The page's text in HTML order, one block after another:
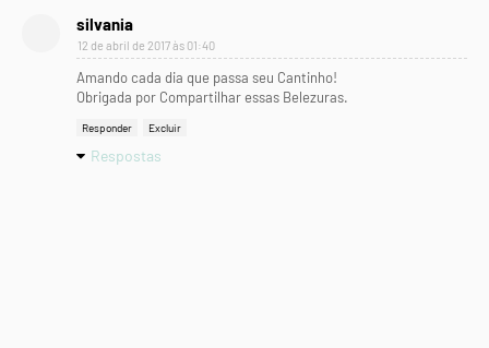
silvania
12 de abril de 2017 às 01:40
Amando cada dia que passa seu Cantinho!
Obrigada por Compartilhar essas Belezuras.
Responder Excluir
Respostas